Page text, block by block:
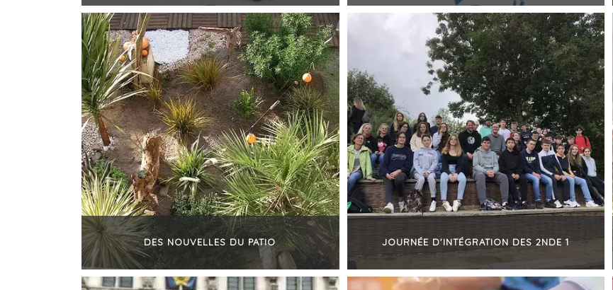
+ +
DES NOUVELLES DU PATIO
+
JOURNÉE D'INTÉGRATION DES 2NDE 1
+